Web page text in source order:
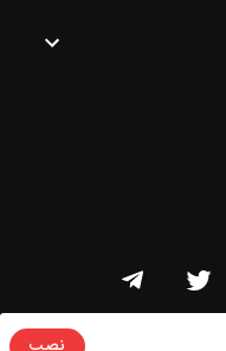
به شنوتو است